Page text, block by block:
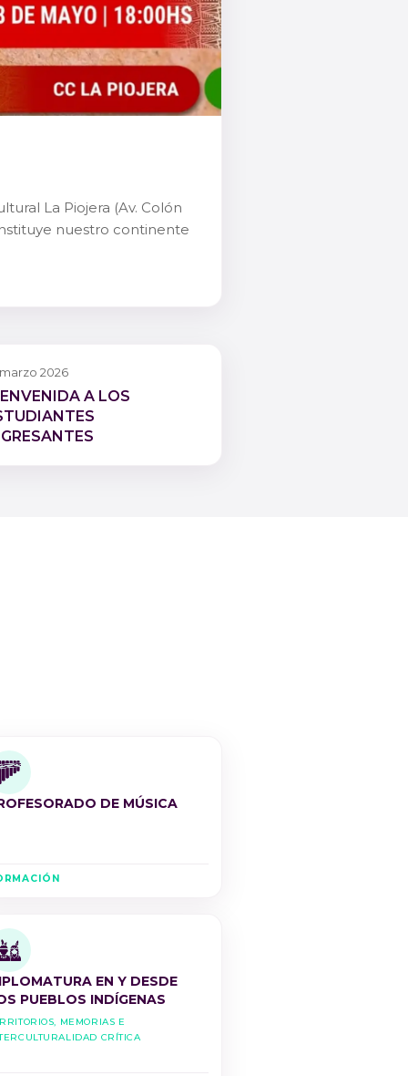
La Piojera (Av. Colón
nuestro continente
2026
A LOS
DE MÚSICA
EN Y DESDE
PUEBLOS INDÍGENAS
Memorias e
Crítica